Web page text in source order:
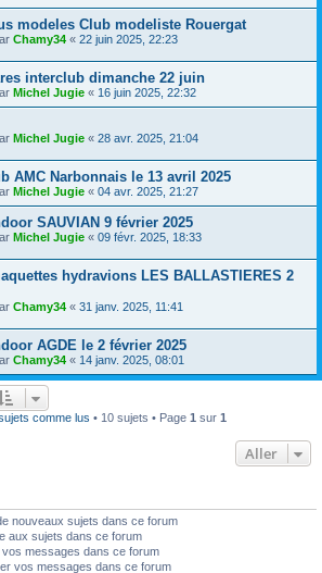
modeles Club modeliste Rouergat
Chamy34 « 22 juin 2025, 22:23
interclub dimanche 22 juin
Michel Jugie « 16 juin 2025, 22:32
Michel Jugie « 28 avr. 2025, 21:04
AMC Narbonnais le 13 avril 2025
Michel Jugie « 04 avr. 2025, 21:27
SAUVIAN 9 février 2025
Michel Jugie « 09 févr. 2025, 18:33
hydravions LES BALLASTIERES 2
Chamy34 « 31 janv. 2025, 11:41
AGDE le 2 février 2025
Chamy34 « 14 janv. 2025, 08:01
comme lus • 10 sujets • Page 1 sur 1
Aller
nouveaux sujets dans ce forum
aux sujets dans ce forum
vos messages dans ce forum
vos messages dans ce forum